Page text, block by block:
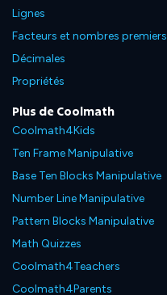
Lignes
Facteurs et nombres premiers
Décimales
Propriétés
Plus de Coolmath
Coolmath4Kids
Ten Frame Manipulative
Base Ten Blocks Manipulative
Number Line Manipulative
Pattern Blocks Manipulative
Math Quizzes
Coolmath4Teachers
Coolmath4Parents